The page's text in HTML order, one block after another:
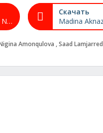
Madina Aknazarova , Yosamin Davlatova , Nigina Amonqulova , Saad Lamjarred - HEARTBREAK RMX 2025
Скачать
Amonqulova , Saad Lamjarred